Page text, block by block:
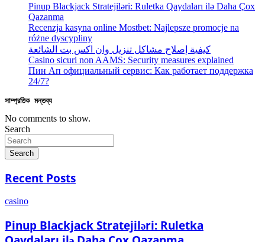
Pinup Blackjack Stratejiləri: Ruletka Qaydaları ilə Daha Çox
Qazanma
Recenzja kasyna online Mostbet: Najlepsze promocje na
różne dyscypliny
كيفية إصلاح مشاكل تنزيل وان اكس بت الشائعة
Casino sicuri non AAMS: Security measures explained
Пин Ап официальный сервис: Как работает поддержка
24/7?
সাম্প্রতিক মন্তব্য
No comments to show.
Search
Search
Recent Posts
casino
Pinup Blackjack Stratejiləri: Ruletka